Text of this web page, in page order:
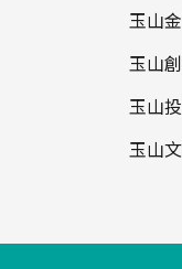
玉山
玉山
玉山
玉山